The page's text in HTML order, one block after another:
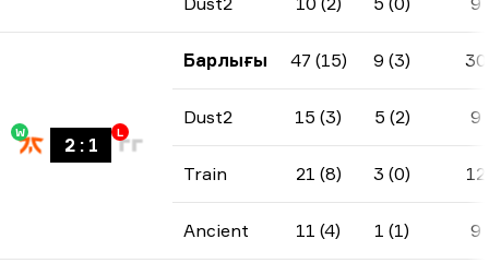
W
2: 1
L
Барлығы 47 (15) 9 (3) 30
Dust2 15 (3) 5 (2) 9
Train 21 (8) 3 (0) 12
Ancient 11 (4) 1 (1) 9